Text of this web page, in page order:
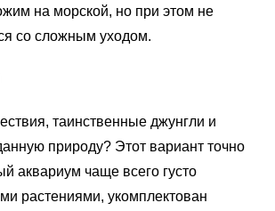
на морской, но при этом не
со сложным уходом.
таинственные джунгли и
природу? Этот вариант точно
аквариум чаще всего густо
растениями, укомплектован